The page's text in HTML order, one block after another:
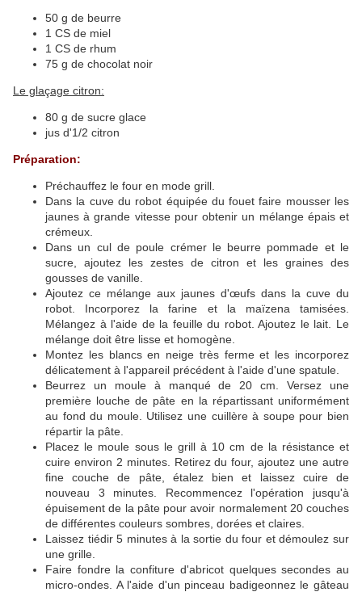
50 g de beurre
1 CS de miel
1 CS de rhum
75 g de chocolat noir
Le glaçage citron:
80 g de sucre glace
jus d'1/2 citron
Préparation:
Préchauffez le four en mode grill.
Dans la cuve du robot équipée du fouet faire mousser les
jaunes à grande vitesse pour obtenir un mélange épais et
crémeux.
Dans un cul de poule crémer le beurre pommade et le
sucre, ajoutez les zestes de citron et les graines des
gousses de vanille.
Ajoutez ce mélange aux jaunes d'œufs dans la cuve du
robot. Incorporez la farine et la maïzena tamisées.
Mélangez à l'aide de la feuille du robot. Ajoutez le lait. Le
mélange doit être lisse et homogène.
Montez les blancs en neige très ferme et les incorporez
délicatement à l'appareil précédent à l'aide d'une spatule.
Beurrez un moule à manqué de 20 cm. Versez une
première louche de pâte en la répartissant uniformément
au fond du moule. Utilisez une cuillère à soupe pour bien
répartir la pâte.
Placez le moule sous le grill à 10 cm de la résistance et
cuire environ 2 minutes. Retirez du four, ajoutez une autre
fine couche de pâte, étalez bien et laissez cuire de
nouveau 3 minutes. Recommencez l'opération jusqu'à
épuisement de la pâte pour avoir normalement 20 couches
de différentes couleurs sombres, dorées et claires.
Laissez tiédir 5 minutes à la sortie du four et démoulez sur
une grille.
Faire fondre la confiture d'abricot quelques secondes au
micro-ondes. A l'aide d'un pinceau badigeonnez le gâteau